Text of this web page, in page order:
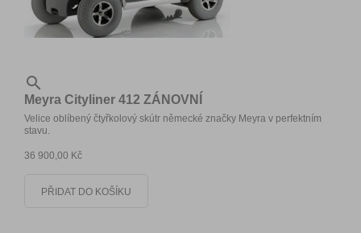

Meyra Cityliner 412 ZÁNOVNÍ
Velice oblíbený čtyřkolový skútr německé značky Meyra v perfektním
stavu.
36 900,00 Kč
PŘIDAT DO KOŠÍKU